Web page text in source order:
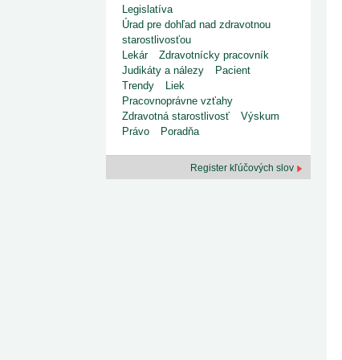
Legislatíva
Úrad pre dohľad nad zdravotnou
starostlivosťou
Lekár
Zdravotnícky pracovník
Judikáty a nálezy
Pacient
Trendy
Liek
Pracovnoprávne vzťahy
Zdravotná starostlivosť
Výskum
Právo
Poradňa
Register kľúčových slov